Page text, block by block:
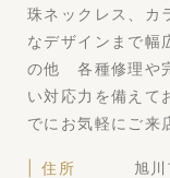
珠ネックレス、カ
なデザインまで
の他 各種修理や
い対応力を備えて
でにお気軽にご来
住所
旭